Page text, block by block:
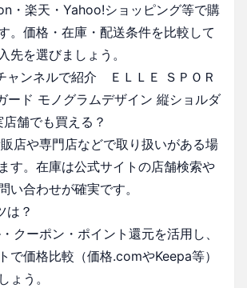
・楽天・Yahoo!ショッピング等で購
。価格・在庫・配送条件を比較して
先を選びましょう。
ャンネルで紹介 ＥＬＬＥ ＳＰＯＲ
ード モノグラムデザイン 縦ショルダ
舗でも買える？
店や専門店などで取り扱いがある場
す。在庫は公式サイトの店舗検索や
い合わせが確実です。
は？
クーポン・ポイント還元を活用し、
で価格比較（価格.comやKeepa等）
ょう。